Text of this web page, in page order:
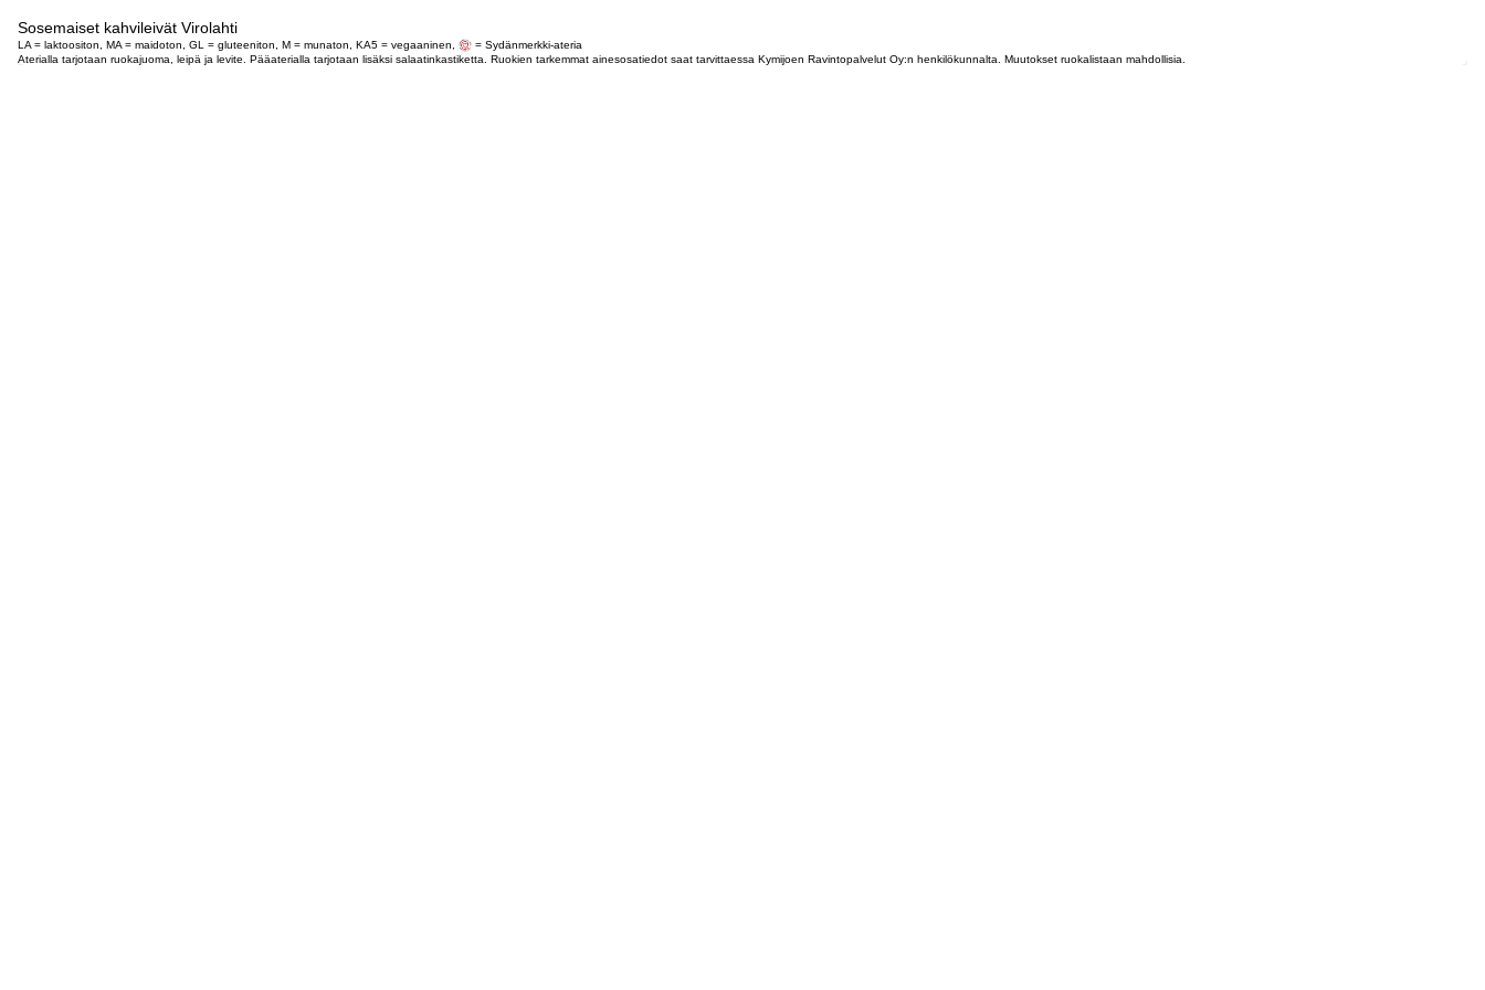
Sosemaiset kahvileivät Virolahti
LA = laktoositon, MA = maidoton, GL = gluteeniton, M = munaton, KA5 = vegaaninen,
= Sydänmerkki-ateria
Aterialla tarjotaan ruokajuoma, leipä ja levite. Pääaterialla tarjotaan lisäksi salaatinkastiketta. Ruokien tarkemmat ainesosatiedot saat tarvittaessa Kymijoen Ravintopalvelut Oy:n henkilökunnalta. Muutokset ruokalistaan mahdollisia.